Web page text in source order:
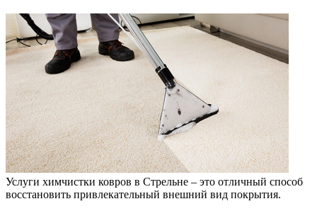
Услуги химчистки ковров в Стрельне – это отличный способ
восстановить привлекательный внешний вид покрытия.